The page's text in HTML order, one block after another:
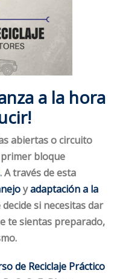
a la hora
abiertas o circuito
bloque
. A través de esta
yadaptación a la
si necesitas dar
te sientas preparado,
.
de Reciclaje Práctico